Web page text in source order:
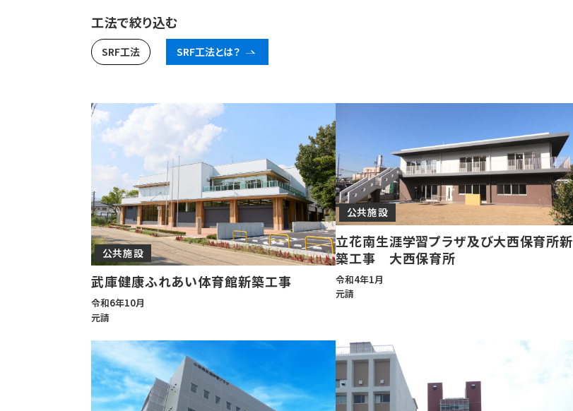
工法で絞り込む
SRF工法 SRF工法とは？
公共施設
武庫健康ふれあい体育館新築工事
令和6年10月
元請
公共施設
立花南生涯学習プラザ及び大西保育所新
築工事 大西保育所
令和4年1月
元請